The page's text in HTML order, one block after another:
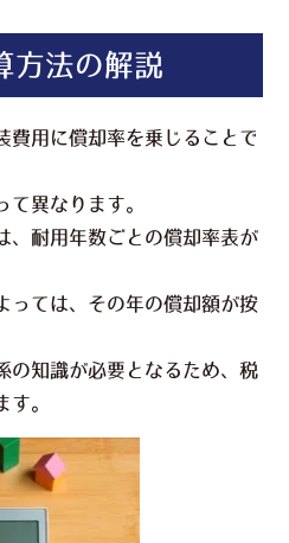
方法の解説
費用に償却率を乗じることで
て異なります。
、耐用年数ごとの償却率表が
っては、その年の償却額が按
の知識が必要となるため、税
す。